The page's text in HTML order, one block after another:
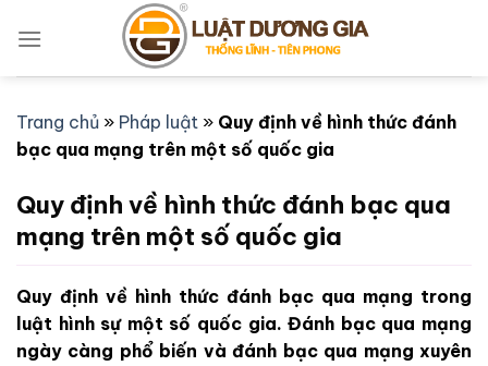
qua
Trang chủ » Pháp luật » Quy định về hình thức đánh
bạc qua mạng trên một số quốc gia
Quy định về hình thức đánh bạc qua
mạng trên một số quốc gia
Quy định về hình thức đánh bạc qua mạng trong
luật hình sự một số quốc gia. Đánh bạc qua mạng
ngày càng phổ biến và đánh bạc qua mạng xuyên